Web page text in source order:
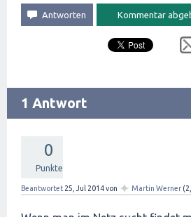
1 Antwort
0
Punkte
Beantwortet 25, Jul 2014von ✦ Martin Werner (